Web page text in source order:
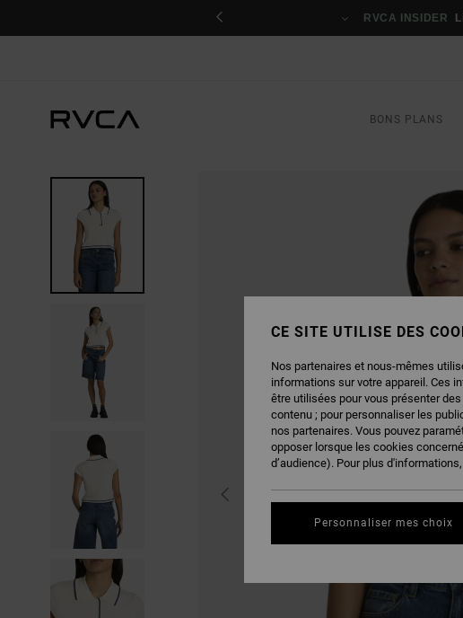
RVCA INSIDER
BONS PLANS
CE SITE UTILISE DES
Nos partenaires et nous-mêmes
informations sur votre appareil. Ces
être utilisées pour vous présenter
contenu ; pour personnaliser les
nos partenaires. Vous pouvez
opposer lorsque les cookies
d’audience). Pour plus
Personnaliser mes choix